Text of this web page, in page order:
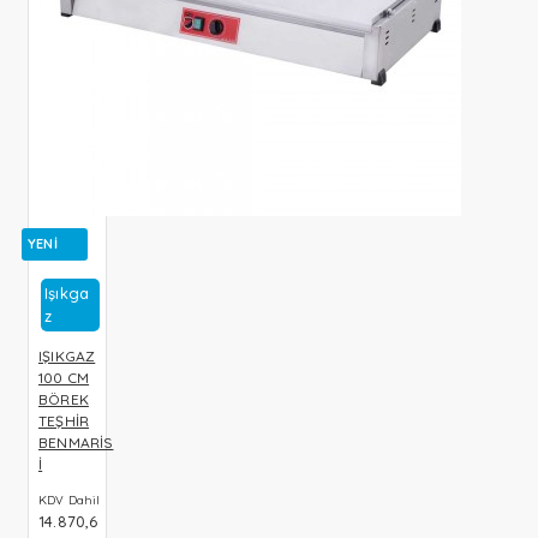
YENI
Işıkga
Z
IŞIKGAZ
100 CM
BÖREK
TEŞHİR
BENMARİS
İ
KDV Dahil
14.870,6